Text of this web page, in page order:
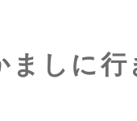
ましに